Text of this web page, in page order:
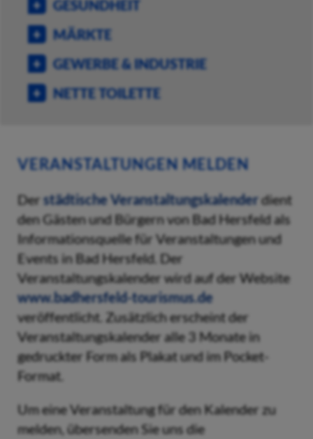
GESUNDHEIT
MÄRKTE
GEWERBE & INDUSTRIE
NETTE TOILETTE
VERANSTALTUNGEN MELDEN
Der städtische Veranstaltungskalenderdient
den Gästen und Bürgern von Bad Hersfeld als
Informationsquelle für Veranstaltungen und
Events in Bad Hersfeld. Der
Veranstaltungskalender wird auf der Website
www.badhersfeld-tourismus.de
veröffentlicht. Zusätzlich erscheint der
Veranstaltungskalender alle 3 Monate in
gedruckter Form als Plakat und im Pocket-
Format.
Um eine Veranstaltung für den Kalender zu
melden, übersenden Sie uns die